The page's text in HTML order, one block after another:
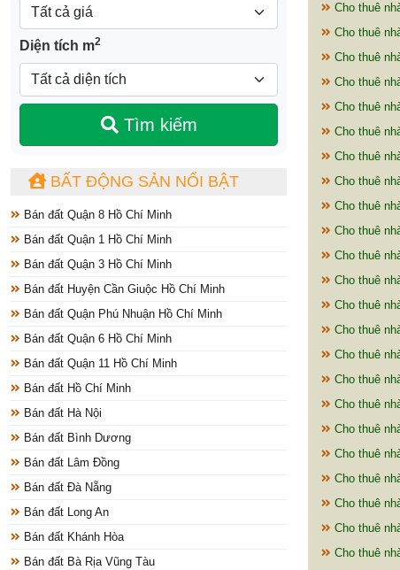
Diện tích m2
Tìm kiếm
BẤT ĐỘNG SẢN NỔI BẬT
Bán đất Quận 8 Hồ Chí Minh
Bán đất Quận 1 Hồ Chí Minh
Bán đất Quận 3 Hồ Chí Minh
Bán đất Huyện Cần Giuộc Hồ Chí Minh
Bán đất Quận Phú Nhuận Hồ Chí Minh
Bán đất Quận 6 Hồ Chí Minh
Bán đất Quận 11 Hồ Chí Minh
Bán đất Hồ Chí Minh
Bán đất Hà Nội
Bán đất Bình Dương
Bán đất Lâm Đồng
Bán đất Đà Nẵng
Bán đất Long An
Bán đất Khánh Hòa
Bán đất Bà Rịa Vũng Tàu
Cho thuê
Cho thuê
Cho thuê
Cho thuê
Cho thuê
Cho thuê
Cho thuê
Cho thuê
Cho thuê
Cho thuê
Cho thuê
Cho thuê
Cho thuê
Cho thuê
Cho thuê
Cho thuê
Cho thuê
Cho thuê
Cho thuê
Cho thuê
Cho thuê
Cho thuê
Cho thuê